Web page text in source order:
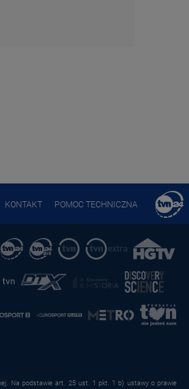
KONTAKT POMOC TECHNICZNA
Na podstawie art. 25 ust. 1 pkt. 1 b) ustawy o prawie